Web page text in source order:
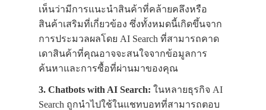
เห็นว่ามีการแนะนำสินค้าที่คล้ายคลึงหรือ
สินค้าเสริมที่เกี่ยวข้อง ซึ่งทั้งหมดนี้เกิดขึ้นจาก
การประมวลผลโดย AI Search ที่สามารถคาด
เดาสินค้าที่คุณอาจจะสนใจจากข้อมูลการ
ค้นหาและการซื้อที่ผ่านมาของคุณ
3. Chatbots with AI Search: ในหลายธุรกิจ AI
Search ถูกนำไปใช้ในแชทบอทที่สามารถตอบ